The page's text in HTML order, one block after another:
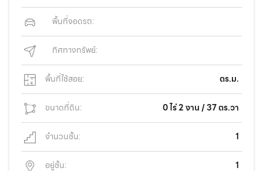
พื้นที่จอดรถ:
ทิศทางทรัพย์:
พื้นที่ใช้สอย: ตร.ม.
ขนาดที่ดิน: 0 ไร่ 2 งาน / 37 ตร.วา
จำนวนชั้น: 1
อยู่ชั้น: 1